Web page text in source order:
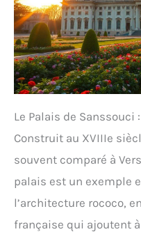
Le Palais de
Construit au XVIIIe
souvent comparé à
palais est un exemple
l’architecture rococo,
française qui ajoutent